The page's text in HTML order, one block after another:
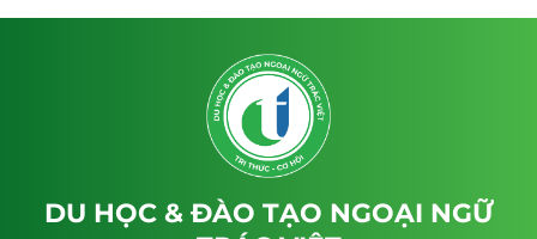
DU HỌC & ĐÀO TẠO NGOẠI NGỮ